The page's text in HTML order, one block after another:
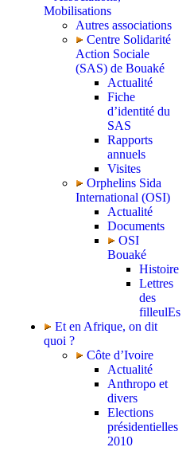
Mobilisations
Autres associations
Centre Solidarité
Action Sociale
(SAS) de Bouaké
Actualité
Fiche
d’identité du
SAS
Rapports
annuels
Visites
Orphelins Sida
International (OSI)
Actualité
Documents
OSI
Bouaké
Histoire
Lettres
des
filleulEs
Et en Afrique, on dit
quoi ?
Côte d’Ivoire
Actualité
Anthropo et
divers
Elections
présidentielles
2010